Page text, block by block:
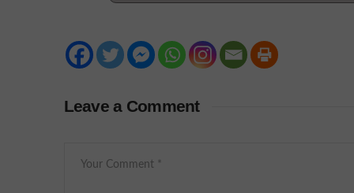
Leave a Comment